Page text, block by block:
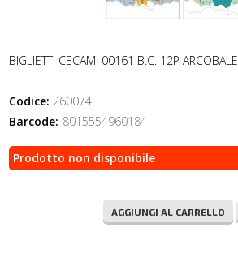
BIGLIETTI CECAMI 00161 B.C. 12P ARCOBALE
Codice: 260074
Barcode: 8015554960184
Prodotto non disponibile
AGGIUNGI AL CARRELLO